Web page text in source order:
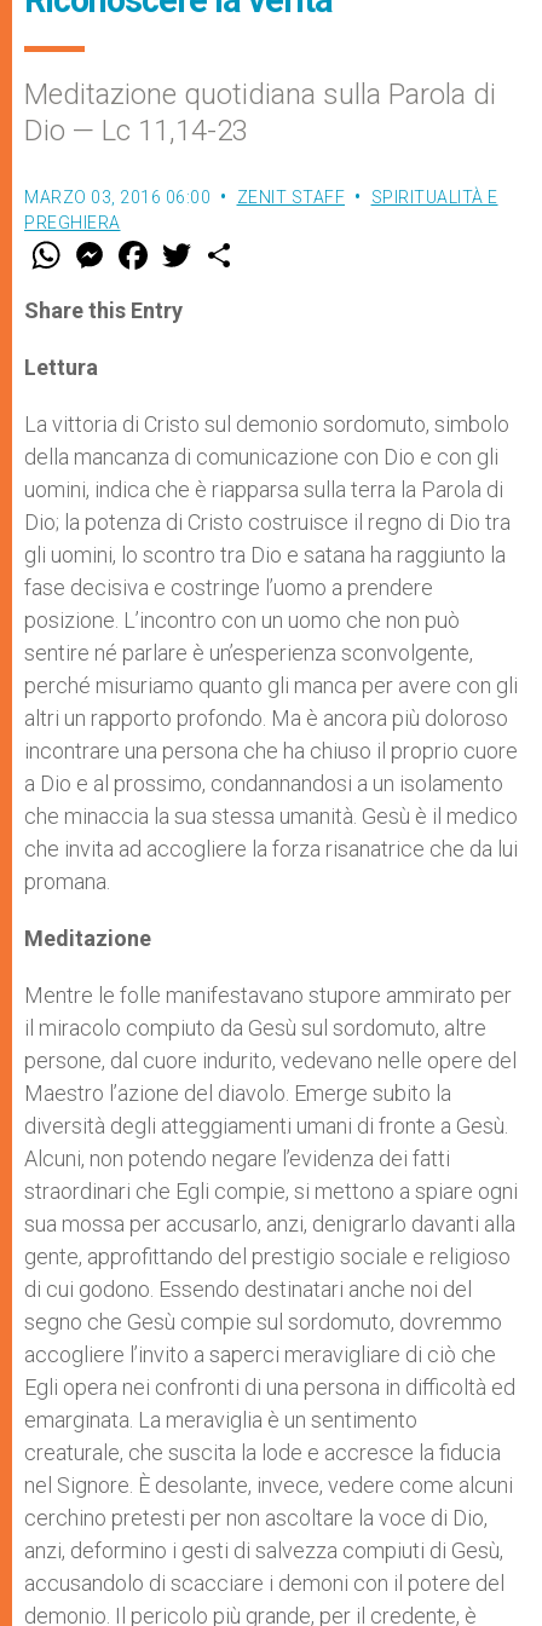
Meditazione quotidiana sulla Parola di
Dio — Lc 11,14-23
MARZO 03, 2016 06:00 ZENIT STAFF
SPIRITUALITÀ E
PREGHIERA
W
t
s
p
p
M
e
s
e
F
a
e
b
w
Share this Entry
Lettura
La vittoria di Cristo sul demonio sordomuto, simbolo
della mancanza di comunicazione con Dio e con gli
uomini, indica che è riapparsa sulla terra la Parola di
Dio; la potenza di Cristo costruisce il regno di Dio tra
gli uomini, lo scontro tra Dio e satana ha raggiunto la
fase decisiva e costringe l’uomo a prendere
posizione. L’incontro con un uomo che non può
sentire né parlare è un’esperienza sconvolgente,
perché misuriamo quanto gli manca per avere con gli
altri un rapporto profondo. Ma è ancora più doloroso
incontrare una persona che ha chiuso il proprio cuore
a Dio e al prossimo, condannandosi a un isolamento
che minaccia la sua stessa umanità. Gesù è il medico
che invita ad accogliere la forza risanatrice che da lui
promana.
Meditazione
Mentre le folle manifestavano stupore ammirato per
il miracolo compiuto da Gesù sul sordomuto, altre
persone, dal cuore indurito, vedevano nelle opere del
Maestro l’azione del diavolo. Emerge subito la
diversità degli atteggiamenti umani di fronte a Gesù.
Alcuni, non potendo negare l’evidenza dei fatti
straordinari che Egli compie, si mettono a spiare ogni
sua mossa per accusarlo, anzi, denigrarlo davanti alla
gente, approfittando del prestigio sociale e religioso
di cui godono. Essendo destinatari anche noi del
segno che Gesù compie sul sordomuto, dovremmo
accogliere l’invito a saperci meravigliare di ciò che
Egli opera nei confronti di una persona in difficoltà ed
emarginata. La meraviglia è un sentimento
creaturale, che suscita la lode e accresce la fiducia
nel Signore. È desolante, invece, vedere come alcuni
cerchino pretesti per non ascoltare la voce di Dio,
anzi, deformino i gesti di salvezza compiuti di Gesù,
accusandolo di scacciare i demoni con il potere del
demonio. Il pericolo più grande, per il credente, è